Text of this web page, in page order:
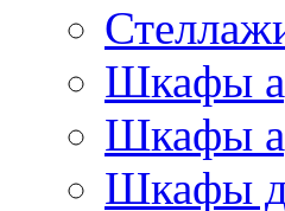
Шкафы
Шкафы
Шкафы